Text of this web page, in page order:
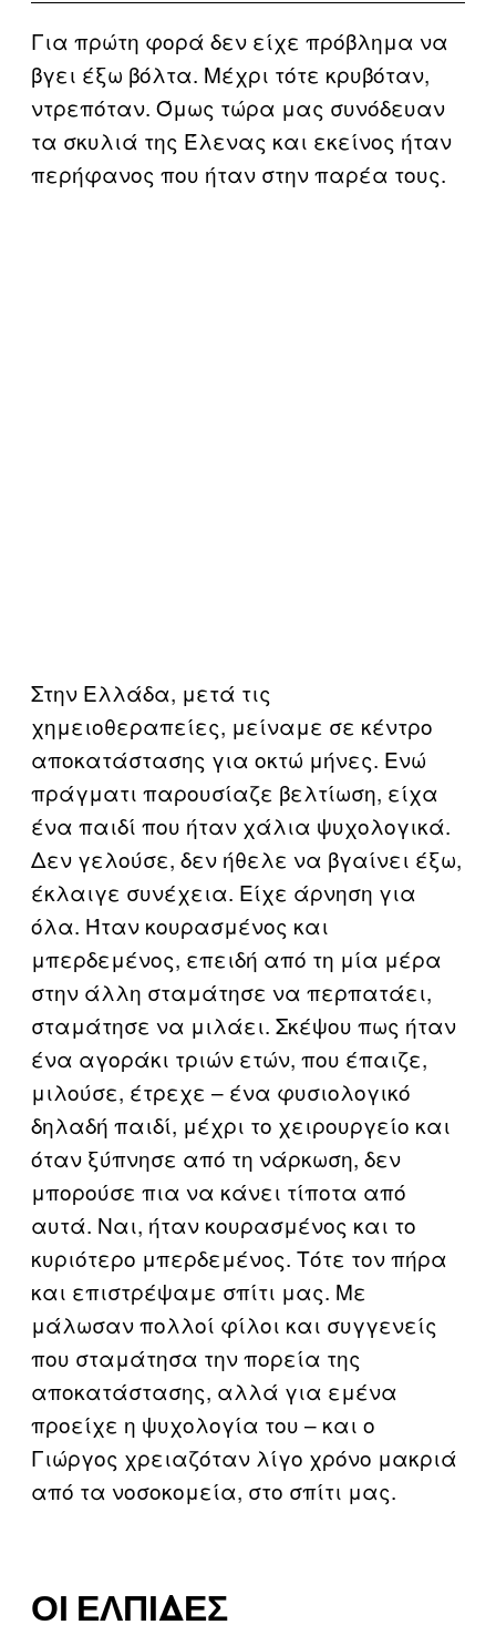
Για πρώτη φορά δεν είχε πρόβλημα να
βγει έξω βόλτα. Μέχρι τότε κρυβόταν,
ντρεπόταν. Όμως τώρα μας συνόδευαν
τα σκυλιά της Έλενας και εκείνος ήταν
περήφανος που ήταν στην παρέα τους.
Στην Ελλάδα, μετά τις
χημειοθεραπείες, μείναμε σε κέντρο
αποκατάστασης για οκτώ μήνες. Ενώ
πράγματι παρουσίαζε βελτίωση, είχα
ένα παιδί που ήταν χάλια ψυχολογικά.
Δεν γελούσε, δεν ήθελε να βγαίνει έξω,
έκλαιγε συνέχεια. Είχε άρνηση για
όλα. Ήταν κουρασμένος και
μπερδεμένος, επειδή από τη μία μέρα
στην άλλη σταμάτησε να περπατάει,
σταμάτησε να μιλάει. Σκέψου πως ήταν
ένα αγοράκι τριών ετών, που έπαιζε,
μιλούσε, έτρεχε – ένα φυσιολογικό
δηλαδή παιδί, μέχρι το χειρουργείο και
όταν ξύπνησε από τη νάρκωση, δεν
μπορούσε πια να κάνει τίποτα από
αυτά. Ναι, ήταν κουρασμένος και το
κυριότερο μπερδεμένος. Τότε τον πήρα
και επιστρέψαμε σπίτι μας. Με
μάλωσαν πολλοί φίλοι και συγγενείς
που σταμάτησα την πορεία της
αποκατάστασης, αλλά για εμένα
προείχε η ψυχολογία του – και ο
Γιώργος χρειαζόταν λίγο χρόνο μακριά
από τα νοσοκομεία, στο σπίτι μας.
ΟΙ ΕΛΠΊΔΕΣ